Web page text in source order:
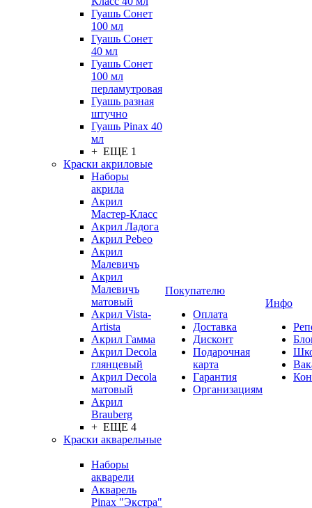
Гуашь Сонет
100 мл
Гуашь Сонет
40 мл
Гуашь Сонет
100 мл
перламутровая
Гуашь разная
штучно
Гуашь Pinax 40
мл
+ ЕЩЕ 1
Краски акриловые
Наборы
акрила
Акрил
Мастер-Класс
Акрил Ладога
Акрил Pebeo
Акрил
Малевичъ
Акрил
Малевичъ
матовый
Акрил Vista-
Artista
Акрил Гамма
Акрил Decola
глянцевый
Акрил Decola
матовый
Акрил
Brauberg
+ ЕЩЕ 4
Краски акварельные
Наборы
акварели
Акварель
Pinax "Экстра"
Покупателю
Оплата
Доставка
Дисконт
Подарочная
карта
Гарантия
Организациям
Инфо